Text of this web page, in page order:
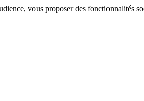
vous proposer des fonctionnalités